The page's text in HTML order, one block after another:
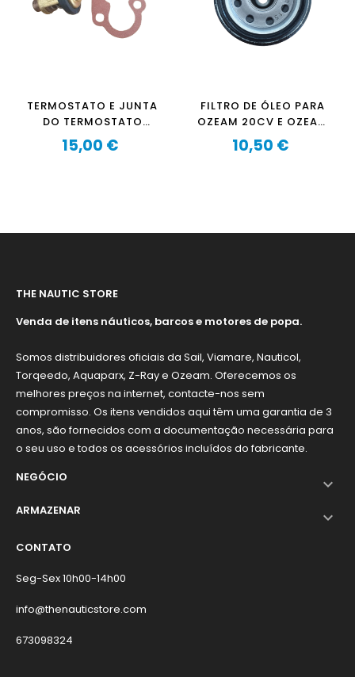
TERMOSTATO E JUNTA
DO TERMOSTATO
OZEAM 20CV - 25CV
Preço
15,00 €
FILTRO DE ÓLEO PARA
OZEAM 20CV E OZEAM
25CV, YAMAHA, HONDA,
KAWASAKI, SUZUKI
Preço
10,50 €
THE NAUTIC STORE
Venda de itens náuticos, barcos e motores de popa.
Somos distribuidores oficiais da Sail, Viamare, Nauticol,
Torqeedo, Aquaparx, Z-Ray e Ozeam. Oferecemos os
melhores preços na internet, contacte-nos sem
compromisso. Os itens vendidos aqui têm uma garantia de 3
anos, são fornecidos com a documentação necessária para
o seu uso e todos os acessórios incluídos do fabricante.
NEGÓCIO

ARMAZENAR 
CONTATO
Seg-Sex 10h00-14h00
info@thenauticstore.com
673098324